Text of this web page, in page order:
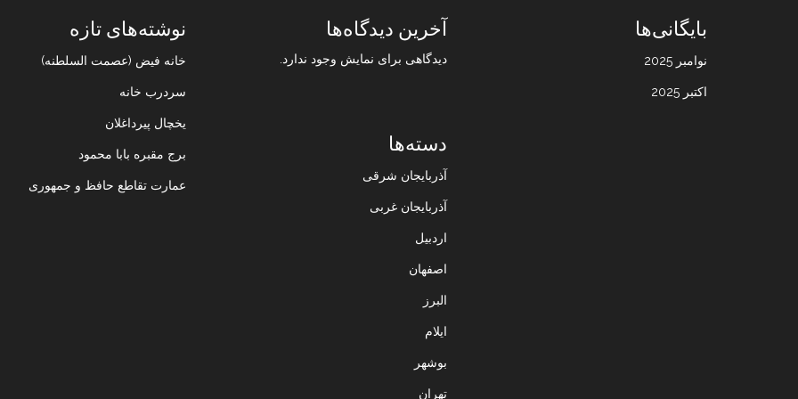
نوشته‌های تازه
خانه فیض (عصمت السلطنه)
سردرب خانه
یخچال پیرداغلان
برج مقبره بابا محمود
عمارت تقاطع حافظ و جمهوری
آخرین دیدگاه‌ها
دیدگاهی برای نمایش وجود ندارد.
بایگانی‌ها
نوامبر 2025
اکتبر 2025
دسته‌ها
آذربایجان شرقی
آذربایجان غربی
اردبیل
اصفهان
البرز
ایلام
بوشهر
تهران